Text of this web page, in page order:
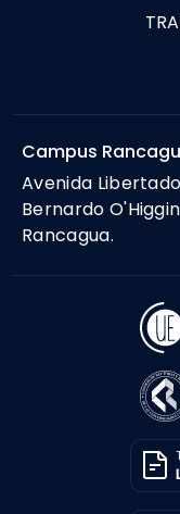
Campus
Avenida
Bernardo
Rancagua.